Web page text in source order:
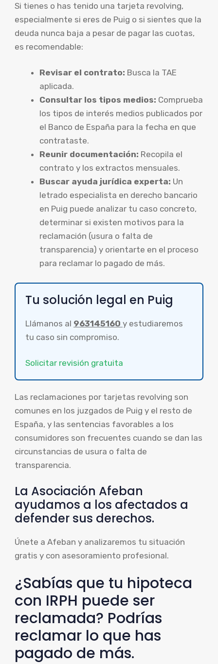
Si tienes o has tenido una tarjeta revolving,
especialmente si eres de Puig o si sientes que la
deuda nunca baja a pesar de pagar las cuotas,
es recomendable:
Revisar el contrato: Busca la TAE
aplicada.
Consultar los tipos medios: Comprueba
los tipos de interés medios publicados por
el Banco de España para la fecha en que
contrataste.
Reunir documentación: Recopila el
contrato y los extractos mensuales.
Buscar ayuda jurídica experta: Un
letrado especialista en derecho bancario
en Puig puede analizar tu caso concreto,
determinar si existen motivos para la
reclamación (usura o falta de
transparencia) y orientarte en el proceso
para reclamar lo pagado de más.
Tu solución legal en Puig
Llámanos al 963145160 y estudiaremos
tu caso sin compromiso.
Solicitar revisión gratuita
Las reclamaciones por tarjetas revolving son
comunes en los juzgados de Puig y el resto de
España, y las sentencias favorables a los
consumidores son frecuentes cuando se dan las
circunstancias de usura o falta de
transparencia.
La Asociación Afeban
ayudamos a los afectados a
defender sus derechos.
Únete a Afeban y analizaremos tu situación
gratis y con asesoramiento profesional.
¿Sabías que tu hipoteca
con IRPH puede ser
reclamada? Podrías
reclamar lo que has
pagado de más.